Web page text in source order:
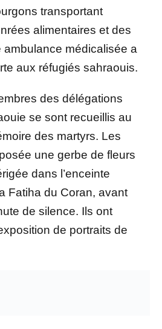
transportant
alimentaires et des
ambulance médicalisée a
aux réfugiés sahraouis.
des délégations
se sont recueillis au
des martyrs. Les
une gerbe de fleurs
dans l’enceinte
Fatiha du Coran, avant
de silence. Ils ont
de portraits de